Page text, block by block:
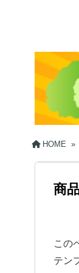
HOME »
商
この
テン